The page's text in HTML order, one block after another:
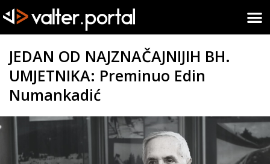
JEDAN OD NAJZNAČAJNIJIH BH.
UMJETNIKA: Preminuo Edin
Numankadić